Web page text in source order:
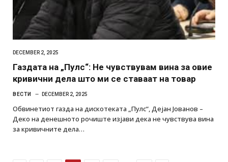
DECEMBER 2, 2025
Газдата на „Пулс“: Не чувствувам вина за овие
кривични дела што ми се ставаат на товар
ВЕСТИ DECEMBER 2, 2025
Обвинетиот газда на дискотеката „Пулс“, Дејан Јованов –
Деко на денешното рочиште изјави дека не чувствува вина
за кривичните дела…